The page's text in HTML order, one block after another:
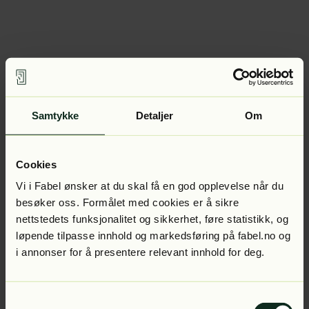
Samtykke Detaljer Om
Cookies
Vi i Fabel ønsker at du skal få en god opplevelse når du
besøker oss. Formålet med cookies er å sikre
nettstedets funksjonalitet og sikkerhet, føre statistikk, og
løpende tilpasse innhold og markedsføring på fabel.no og
i annonser for å presentere relevant innhold for deg.